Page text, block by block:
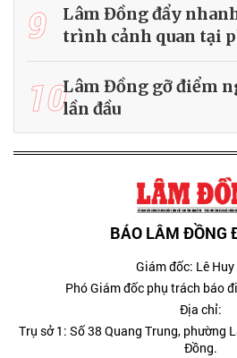
9
Lâm Đồng đẩy
trình cảnh quan tại
10Lâm Đồng gỡ điểm
lần đầu
BÁO LÂM ĐỒNG
Giám đốc: Lê Huy
Phó Giám đốc phụ trách báo
Địa chỉ:
Trụ sở 1: Số 38 Quang Trung, phường
Đồng.